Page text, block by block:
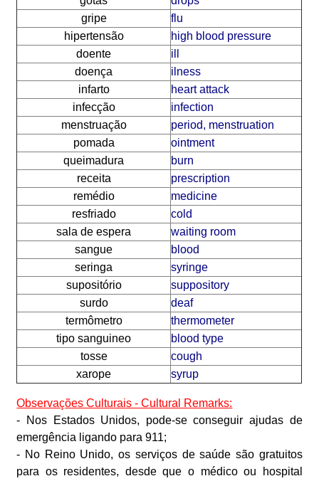
gripe
flu
hipertensão
high blood pressure
doente
ill
doença
ilness
infarto
heart attack
infecção
infection
menstruação
period, menstruation
pomada
ointment
queimadura
burn
receita
prescription
remédio
medicine
resfriado
cold
sala de espera
waiting room
sangue
blood
seringa
syringe
supositório
suppository
surdo
deaf
termômetro
thermometer
tipo sanguineo
blood type
tosse
cough
xarope
syrup
Observações Culturais - Cultural Remarks:
- Nos Estados Unidos, pode-se conseguir ajudas de
emergência ligando para 911;
- No Reino Unido, os serviços de saúde são gratuitos
para os residentes, desde que o médico ou hospital